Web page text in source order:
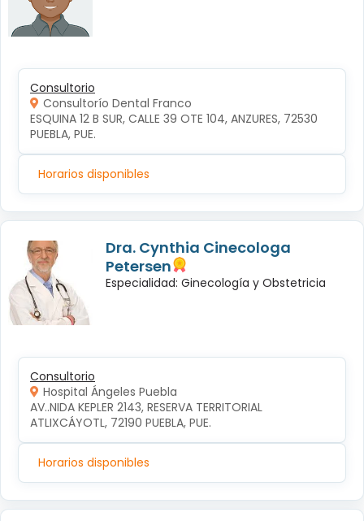
Consultorio
Consultorío Dental Franco
ESQUINA 12 B SUR, CALLE 39 OTE 104, ANZURES, 72530
PUEBLA, PUE.
Horarios disponibles
Dra. Cynthia Cinecologa
Petersen
Especialidad: Ginecología y Obstetricia
Consultorio
Hospital Ángeles Puebla
AV..NIDA KEPLER 2143, RESERVA TERRITORIAL
ATLIXCÁYOTL, 72190 PUEBLA, PUE.
Horarios disponibles